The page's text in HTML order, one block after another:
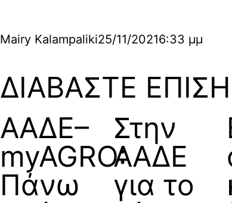
Mairy Kalampaliki25/11/20216:33 μμ
ΔΙΑΒΑΣΤΕ
ΑΑΔΕ–
myAGRO:
Πάνω
Στην
ΑΑΔΕ
για το